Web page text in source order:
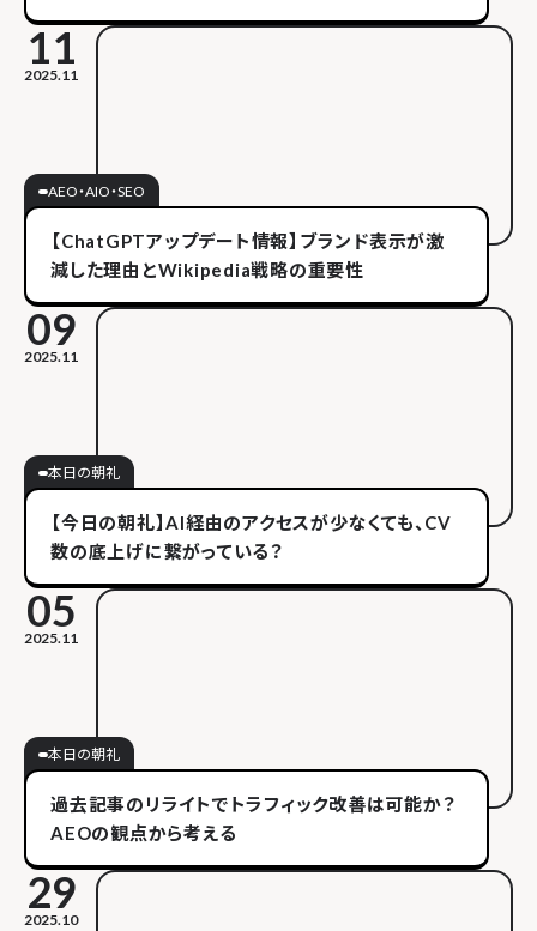
11
2025.11
AEO・AIO・SEO
【ChatGPTアップデート情報】ブランド表示が激
減した理由とWikipedia戦略の重要性
09
2025.11
本日の朝礼
【今日の朝礼】AI経由のアクセスが少なくても、CV
数の底上げに繋がっている？
05
2025.11
本日の朝礼
過去記事のリライトでトラフィック改善は可能か？
AEOの観点から考える
29
2025.10